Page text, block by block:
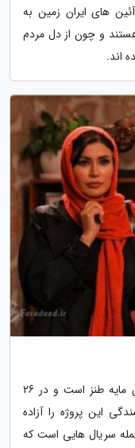
های ایران زمین به
و چون از دل مردم
اند.
ایران 1500 (اسپینجر) سریالی فانتزی با درون مایه طنز است و در 26
این پروژه را آزاده
سریال هایی است که